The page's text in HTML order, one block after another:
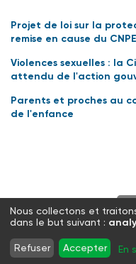
Projet de loi sur la
remise en cause du CNPE
Violences sexuelles : la
attendu de l'action
Parents et proches au
de l'enfance
Twitter
WhatsApp
Nous collectons et
dans le but suivant :
Refuser Accepter En